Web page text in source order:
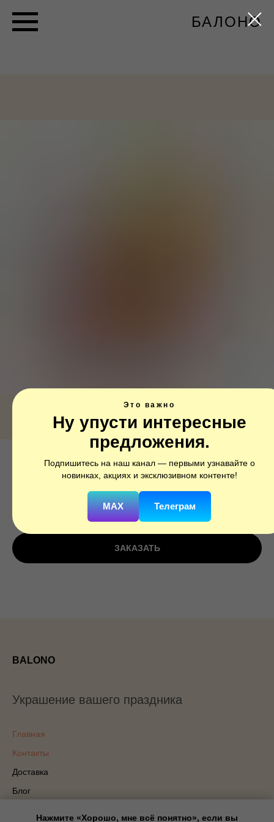
БАЛОНО
Это важно
Ну упусти интересные
предложения.
Подпишитесь на наш канал — первыми узнавайте о
новинках, акциях и эксклюзивном контенте!
MAX Телеграм
Ф ФИГУРА/11 Пчела
750
ЗАКАЗАТЬ
Нажмите «Хорошо, мне всё понятно», если вы
BALONO
Украшение вашего праздника
Главная
Контакты
Доставка
Блог